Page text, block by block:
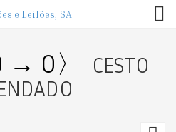
→ 0〉
CESTO